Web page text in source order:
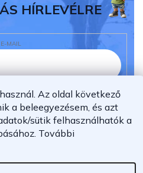
Az oldal következő
a beleegyezésem, és azt
sütik felhasználhatók a
További
HÍRLEVÉLRE
E-MAIL
azadatvédelmi